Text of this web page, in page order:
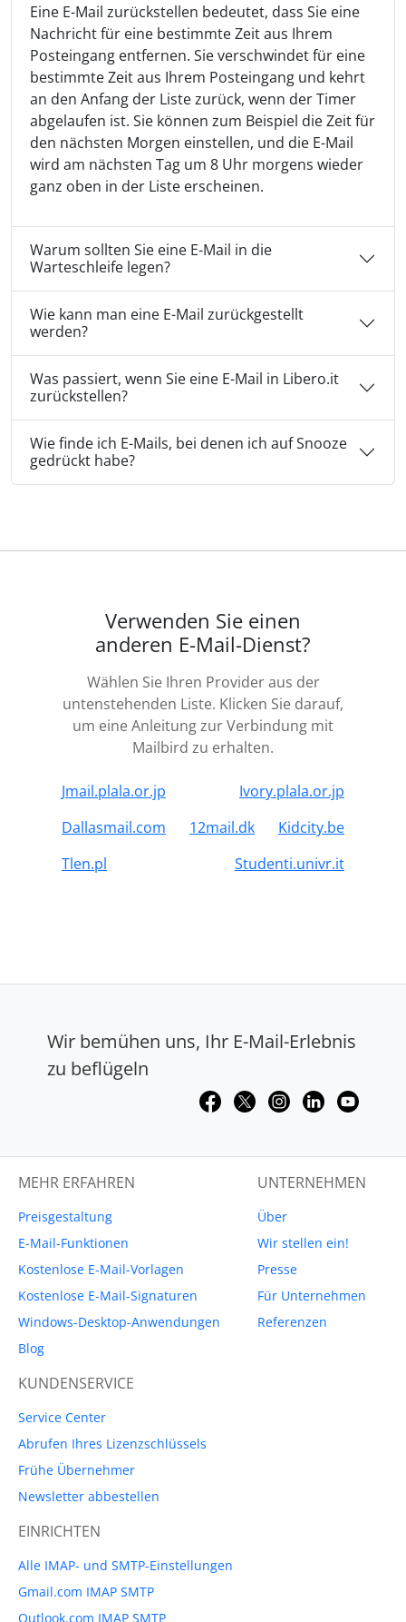
Eine E-Mail zurückstellen bedeutet, dass Sie eine
Nachricht für eine bestimmte Zeit aus Ihrem
Posteingang entfernen. Sie verschwindet für eine
bestimmte Zeit aus Ihrem Posteingang und kehrt
an den Anfang der Liste zurück, wenn der Timer
abgelaufen ist. Sie können zum Beispiel die Zeit für
den nächsten Morgen einstellen, und die E-Mail
wird am nächsten Tag um 8 Uhr morgens wieder
ganz oben in der Liste erscheinen.
Warum sollten Sie eine E-Mail in die
Warteschleife legen?
Wie kann man eine E-Mail zurückgestellt
werden?
Was passiert, wenn Sie eine E-Mail in Libero.it
zurückstellen?
Wie finde ich E-Mails, bei denen ich auf Snooze
gedrückt habe?
Verwenden Sie einen
anderen E-Mail-Dienst?
Wählen Sie Ihren Provider aus der
untenstehenden Liste. Klicken Sie darauf,
um eine Anleitung zur Verbindung mit
Mailbird zu erhalten.
Jmail.plala.or.jp
Ivory.plala.or.jp
Dallasmail.com
12mail.dk
Kidcity.be
Tlen.pl
Studenti.univr.it
Wir bemühen uns, Ihr E-Mail-Erlebnis
zu beflügeln
MEHR ERFAHREN
Preisgestaltung
E-Mail-Funktionen
Kostenlose E-Mail-Vorlagen
Kostenlose E-Mail-Signaturen
Windows-Desktop-Anwendungen
Blog
UNTERNEHMEN
Über
Wir stellen ein!
Presse
Für Unternehmen
Referenzen
KUNDENSERVICE
Service Center
Abrufen Ihres Lizenzschlüssels
Frühe Übernehmer
Newsletter abbestellen
EINRICHTEN
Alle IMAP- und SMTP-Einstellungen
Gmail.com IMAP SMTP
Outlook.com IMAP SMTP